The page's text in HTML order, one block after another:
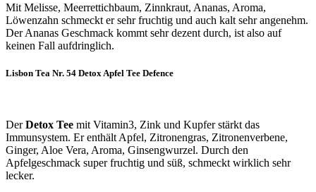
Mit Melisse, Meerrettichbaum, Zinnkraut, Ananas, Aroma,
Löwenzahn schmeckt er sehr fruchtig und auch kalt sehr angenehm.
Der Ananas Geschmack kommt sehr dezent durch, ist also auf
keinen Fall aufdringlich.
Lisbon Tea Nr. 54 Detox Apfel Tee Defence
DerDetox Tee mit Vitamin3, Zink und Kupfer stärkt das
Immunsystem. Er enthält Apfel, Zitronengras, Zitronenverbene,
Ginger, Aloe Vera, Aroma, Ginsengwurzel. Durch den
Apfelgeschmack super fruchtig und süß, schmeckt wirklich sehr
lecker.